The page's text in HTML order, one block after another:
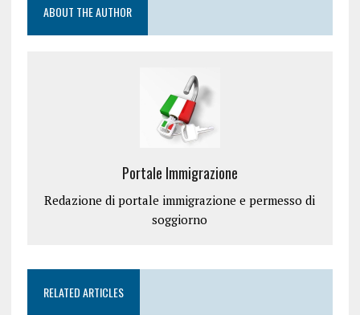
ABOUT THE AUTHOR
Portale Immigrazione
Redazione di portale immigrazione e permesso di
soggiorno
RELATED ARTICLES